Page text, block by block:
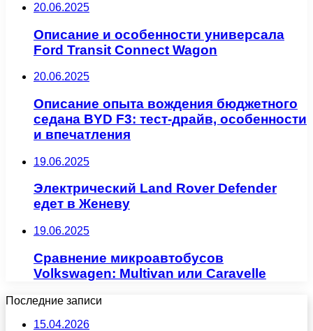
20.06.2025
Описание и особенности универсала
Ford Transit Connect Wagon
20.06.2025
Описание опыта вождения бюджетного
седана BYD F3: тест-драйв, особенности
и впечатления
19.06.2025
Электрический Land Rover Defender
едет в Женеву
19.06.2025
Сравнение микроавтобусов
Volkswagen: Multivan или Caravelle
Последние записи
15.04.2026